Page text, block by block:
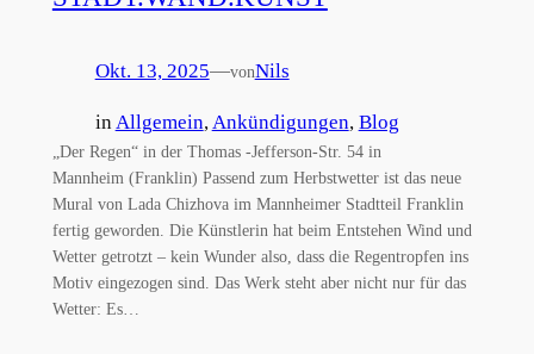
Okt. 13, 2025—vonNils
inAllgemein, Ankündigungen, Blog
„Der Regen“ in der Thomas -Jefferson-Str. 54 in
Mannheim (Franklin) Passend zum Herbstwetter ist das neue
Mural von Lada Chizhova im Mannheimer Stadtteil Franklin
fertig geworden. Die Künstlerin hat beim Entstehen Wind und
Wetter getrotzt – kein Wunder also, dass die Regentropfen ins
Motiv eingezogen sind. Das Werk steht aber nicht nur für das
Wetter: Es…